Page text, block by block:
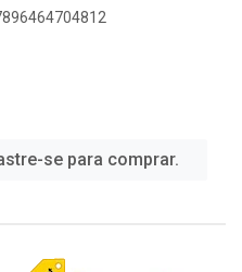
se para comprar.